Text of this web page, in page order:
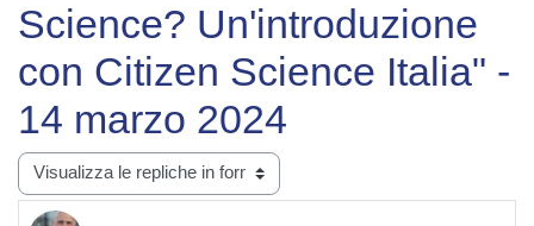
Science? Un'introduzione
con Citizen Science Italia" -
14 marzo 2024
Modalità visualizzazione